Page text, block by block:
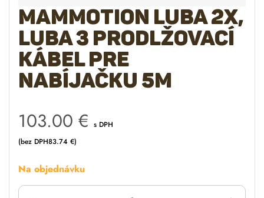
Mammotion LUBA 2X,
LUBA 3 prodlžovací
kábel pre
nabíjačku 5m
103.00 € s DPH
(bez DPH83.74 €)
Na objednávku